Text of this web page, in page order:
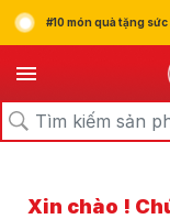
#10 món quà tặng
Xin chào !